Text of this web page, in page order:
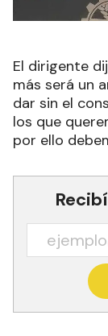
El dirigente
más será un
dar sin el
los que
por ello